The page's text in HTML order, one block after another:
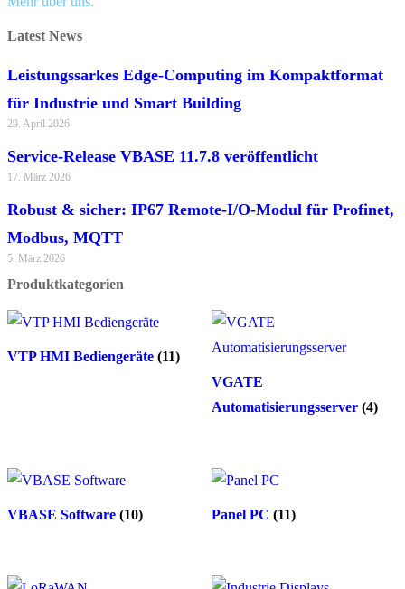
Latest News
Leistungssarkes Edge-Computing im Kompaktformat
für Industrie und Smart Building
29. April 2026
Service-Release VBASE 11.7.8 veröffentlicht
17. März 2026
Robust & sicher: IP67 Remote-I/O-Modul für Profinet,
Modbus, MQTT
5. März 2026
Produktkategorien
VTP HMI Bediengeräte (11)
VGATE
Automatisierungsserver (4)
VBASE Software (10) Panel PC (11)